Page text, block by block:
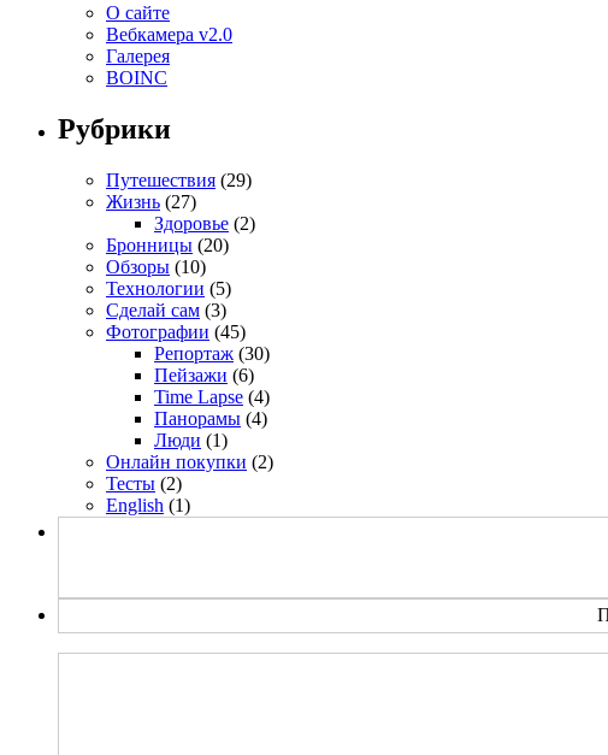
О сайте
Вебкамера v2.0
Галерея
BOINC
Рубрики
Путешествия (29)
Жизнь (27)
Здоровье (2)
Бронницы (20)
Обзоры (10)
Технологии (5)
Сделай сам (3)
Фотографии (45)
Репортаж (30)
Пейзажи (6)
Time Lapse (4)
Панорамы (4)
Люди (1)
Онлайн покупки (2)
Тесты (2)
English (1)